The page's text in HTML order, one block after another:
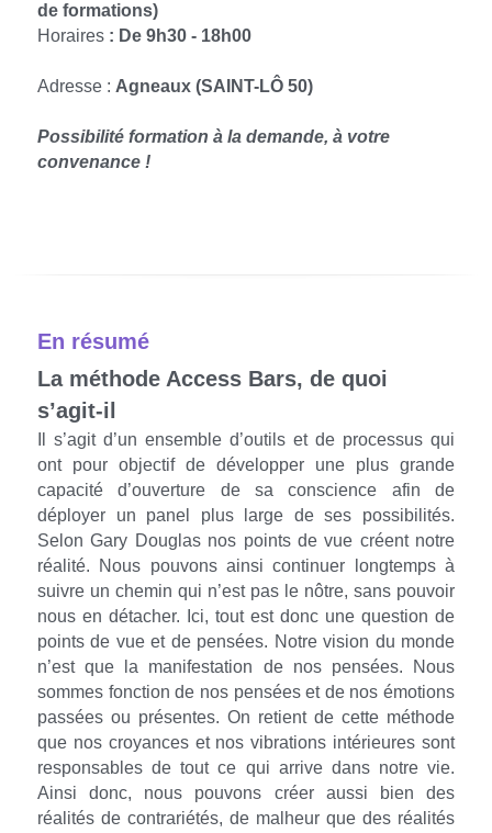
de formations)
Horaires : De 9h30 - 18h00
Adresse : Agneaux (SAINT-LÔ 50)
Possibilité formation à la demande, à votre
convenance !​
En résumé
La méthode Access Bars, de quoi
s’agit-il
Il s’agit d’un ensemble d’outils et de processus qui
ont pour objectif de développer une plus grande
capacité d’ouverture de sa conscience afin de
déployer un panel plus large de ses possibilités.
Selon Gary Douglas nos points de vue créent notre
réalité. Nous pouvons ainsi continuer longtemps à
suivre un chemin qui n’est pas le nôtre, sans pouvoir
nous en détacher. Ici, tout est donc une question de
points de vue et de pensées. Notre vision du monde
n’est que la manifestation de nos pensées. Nous
sommes fonction de nos pensées et de nos émotions
passées ou présentes. On retient de cette méthode
que nos croyances et nos vibrations intérieures sont
responsables de tout ce qui arrive dans notre vie.
Ainsi donc, nous pouvons créer aussi bien des
réalités de contrariétés, de malheur que des réalités